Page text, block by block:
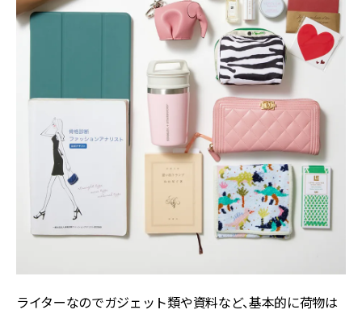
ライターなのでガジェット類や資料など、基本的に荷物は